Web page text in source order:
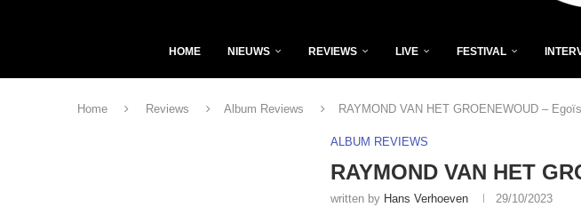
HOME NIEUWS REVIEWS LIVE FESTIVAL
Home Reviews Album Reviews RAYMOND VAN HET GROENEWOUD –
ALBUM REVIEWS
RAYMOND VAN HET
written by Hans Verhoeven 29/10/2023